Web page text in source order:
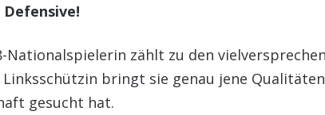
Nationalspielerin zählt zu den
bringt sie genau jene
gesucht hat.